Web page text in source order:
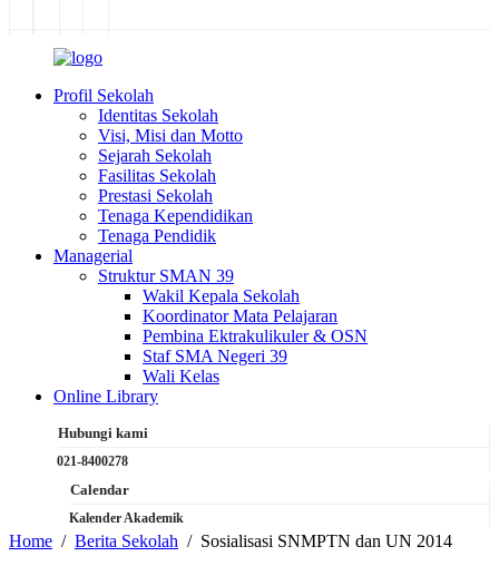
Profil Sekolah
Identitas Sekolah
Visi, Misi dan Motto
Sejarah Sekolah
Fasilitas Sekolah
Prestasi Sekolah
Tenaga Kependidikan
Tenaga Pendidik
Managerial
Struktur SMAN 39
Wakil Kepala Sekolah
Koordinator Mata Pelajaran
Pembina Ektrakulikuler & OSN
Staf SMA Negeri 39
Wali Kelas
Online Library
Hubungi kami
021-8400278
Calendar
Kalender Akademik
Home Berita Sekolah Sosialisasi SNMPTN dan UN 2014